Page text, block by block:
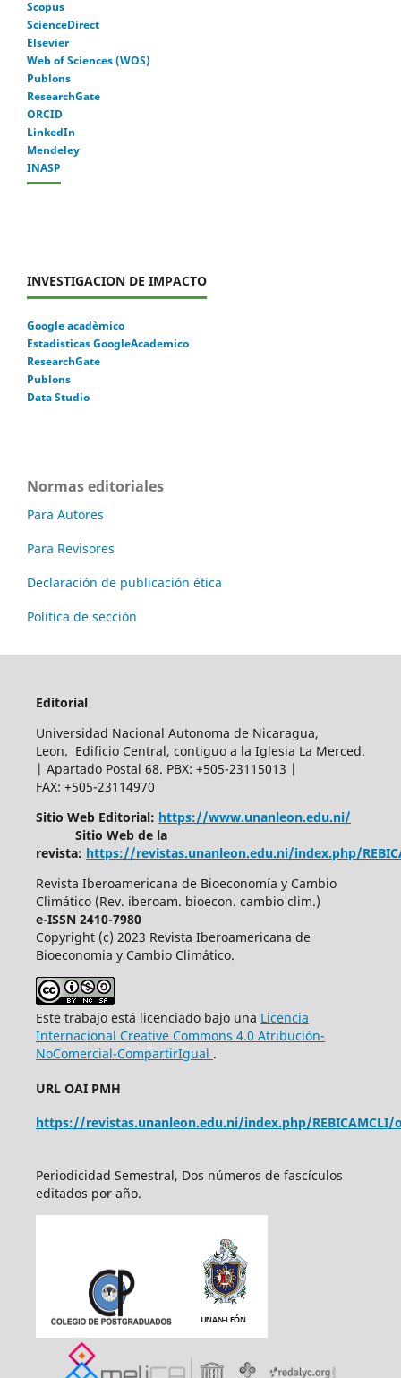
Scopus
ScienceDirect
Elsevier
Web of Sciences (WOS)
Publons
ResearchGate
ORCID
LinkedIn
Mendeley
INASP
INVESTIGACION DE IMPACTO
Google acadèmico
Estadisticas GoogleAcademico
ResearchGate
Publons
Data Studio
Normas editoriales
Para Autores
Para Revisores
Declaración de publicación ética
Política de sección
Editorial
Universidad Nacional Autonoma de Nicaragua,
Leon. Edificio Central, contiguo a la Iglesia La Merced.
| Apartado Postal 68. PBX: +505-23115013 |
FAX: +505-23114970
Sitio Web Editorial: https://www.unanleon.edu.ni/
Sitio Web de la
revista: https://revistas.unanleon.edu.ni/index.php/
Revista Iberoamericana de Bioeconomía y Cambio
Climático (Rev. iberoam. bioecon. cambio clim.)
e-ISSN 2410-7980
Copyright (c) 2023 Revista Iberoamericana de
Bioeconomia y Cambio Climático.
Este trabajo está licenciado bajo una Licencia
Internacional Creative Commons 4.0 Atribución-
NoComercial-CompartirIgual .
URL OAI PMH
https://revistas.unanleon.edu.ni/index.php/REBICAMCLI/
Periodicidad Semestral, Dos números de fascículos
editados por año.